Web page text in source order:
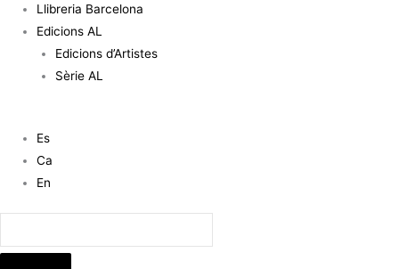
Llibreria Barcelona
Edicions AL
Edicions d’Artistes
Sèrie AL
Es
Ca
En